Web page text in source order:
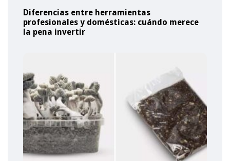
Diferencias entre herramientas
profesionales y domésticas: cuándo merece
la pena invertir